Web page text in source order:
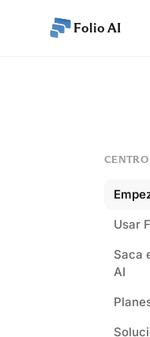
Folio AI
Usar
Saca
AI